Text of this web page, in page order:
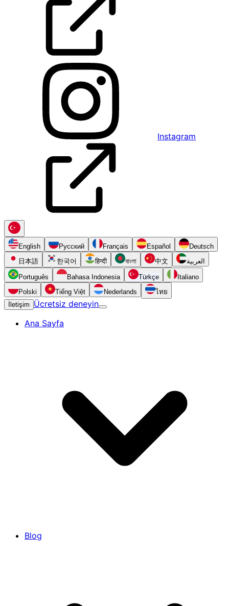
Instagram
English Русский Français Español
Deutsch
日本語
한국어 हिन्दी বাংলা 中文 العربية
Português Bahasa Indonesia Türkçe
Italiano
Polski
Tiếng Việt Nederlands
ไทย
İletişim
Ücretsiz deneyin
Ana Sayfa
Blog